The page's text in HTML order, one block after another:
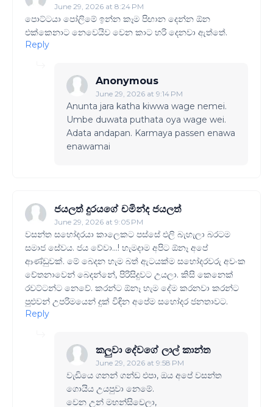
June 29, 2026 at 8:24 PM
පොට්ටයා පෝලිමේ ඉන්න කෑම පිඟාන දෙන්න ඕන
එක්කෙනාට නෙවෙයිව වෙන කාට හරි දෙනවා ඇත්තේ.
Reply
Anonymous
June 29, 2026 at 9:14 PM
Anunta jara katha kiwwa wage nemei.
Umbe duwata puthata oya wage wei.
Adata andapan. Karmaya passen enawa
enawamai
ජයලත් දුරයගේ චමින්ද ජයලත්
June 29, 2026 at 9:05 PM
වසන්ත සහෝදරයා කාලෙකට පස්සේ එලි බැහැලා බරටම
සමාජ සේවය. ජය වේවා...! හැමදාම අපිට ඕනෑ අපේ
ආණ්ඩුවක්. මේ බෙදන හැම බත් ඇටයක්ම සහෝදරවරු අවංක
චේතනාවෙන් බෙදන්නේ, පිරිසිදුවට උයලා. කිසි කෙනෙක්
රවට්ටන්ට නෙවේ. කරන්ට ඕනෑ හැම දේම කරනවා කරන්ට
පුළුවන් උපරිමයෙන් දුක් විඳින අපේම සහෝදර ජනතාවට.
Reply
කලුවා දේවගේ ලාල් කාන්ත
June 29, 2026 at 9:58 PM
වැඩියෙ ගනන් ගන්ඩ එපා, ඔය අපේ වසන්ත
ගොයිය උයපුවා නෙමේ.
වෙන උන් මහන්සිවෙලා,